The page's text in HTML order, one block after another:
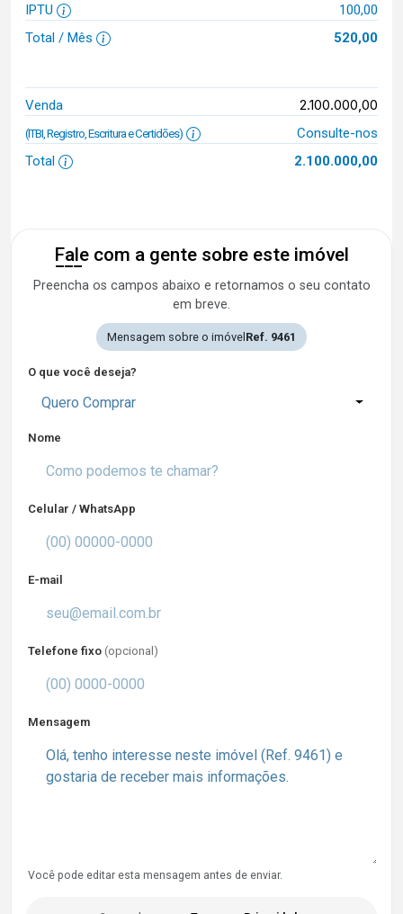
IPTU
100,00
Total / Mês
520,00
Venda 2.100.000,00
(ITBI, Registro, Escritura e Certidões)
Consulte-nos
Total
2.100.000,00
Fale com a gente sobre este imóvel
Preencha os campos abaixo e retornamos o seu contato
em breve.
Mensagem sobre o imóvelRef. 9461
O que você deseja?
Quero Comprar
Nome
Celular / WhatsApp
E-mail
Telefone fixo (opcional)
Mensagem
Você pode editar esta mensagem antes de enviar.